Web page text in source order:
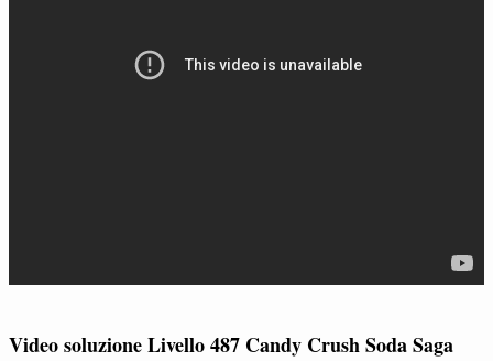
Video soluzione Livello 487 Candy Crush Soda Saga